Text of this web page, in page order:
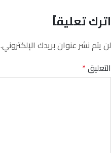
اترك تعليقاً
لن يتم نشر عنوان بريدك الإلكتروني.
التعليق*